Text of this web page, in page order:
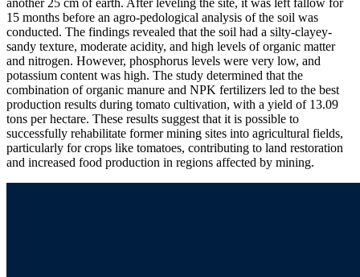
another 25 cm of earth. After leveling the site, it was left fallow for
15 months before an agro-pedological analysis of the soil was
conducted. The findings revealed that the soil had a silty-clayey-
sandy texture, moderate acidity, and high levels of organic matter
and nitrogen. However, phosphorus levels were very low, and
potassium content was high. The study determined that the
combination of organic manure and NPK fertilizers led to the best
production results during tomato cultivation, with a yield of 13.09
tons per hectare. These results suggest that it is possible to
successfully rehabilitate former mining sites into agricultural fields,
particularly for crops like tomatoes, contributing to land restoration
and increased food production in regions affected by mining.